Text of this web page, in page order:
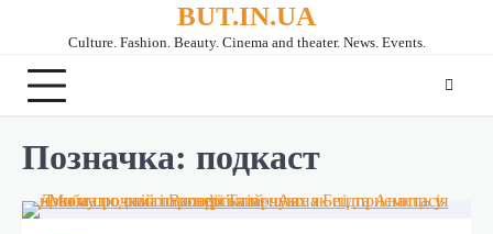
BUT.IN.UA
Culture. Fashion. Beauty. Cinema and theater. News. Events.
Позначка: подкаст